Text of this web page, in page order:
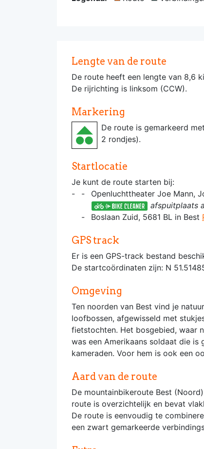
Lengte van de route
De route heeft een lengte van 8,6
De rijrichting is linksom (CCW).
Markering
De route is gemarkeerd
2 rondjes).
Startlocatie
Je kunt de route starten bij:
Openluchttheater Joe Mann,
afspuitplaats
Boslaan Zuid, 5681 BL in Best
GPS track
Er is een GPS-track bestand
De startcoördinaten zijn: N
Omgeving
Ten noorden van Best vind je
loofbossen, afgewisseld met
fietstochten. Het bosgebied, waar
was een Amerikaans soldaat die
kameraden. Voor hem is ook een
Aard van de route
De mountainbikeroute Best
route is overzichtelijk en bevat
De route is eenvoudig te
een zwart gemarkeerde